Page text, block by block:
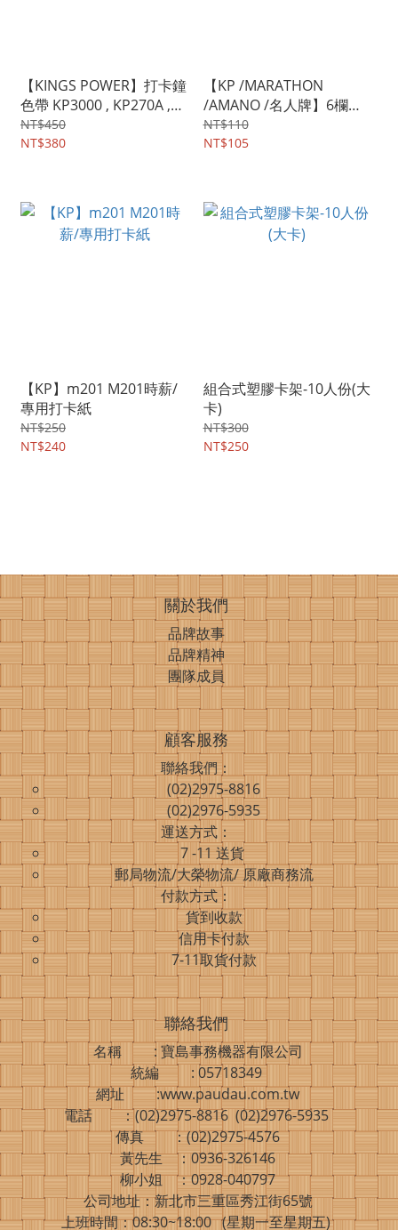
【KINGS POWER】打卡鐘
色帶 KP3000 , KP270A ,
KP370 , KP670 , KP970 系
列 紅黑
NT$450
NT$380
【KP /MARATHON
/AMANO /名人牌】6欄位
微電腦用 打卡紙(考勤卡/1
包100張 [1組5包]
NT$110
NT$105
【KP】m201 M201時薪/
專用打卡紙
NT$250
NT$240
組合式塑膠卡架-10人份(大
卡)
NT$300
NT$250
關於我們
品牌故事
品牌精神
團隊成員
顧客服務
聯絡我們：
(02)2975-8816
(02)2976-5935
運送方式：
7 -11 送貨
郵局物流/大榮物流/ 原廠商務流
付款方式：
貨到收款
信用卡付款
7-11取貨付款
聯絡我們
名稱 : 寶島事務機器有限公司
統編 : 05718349
網址 :www.paudau.com.tw
電話 ：(02)2975-8816 (02)2976-5935
傳真 ：(02)2975-4576
黃先生 ：0936-326146
柳小姐 ：0928-040797
公司地址：新北市三重區秀江街65號
上班時間：08:30~18:00 (星期一至星期五)